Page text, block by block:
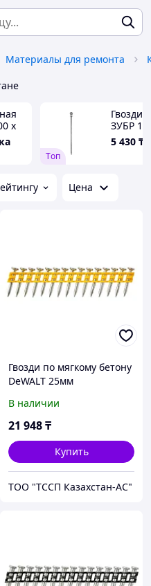
Материалы для ремонта
х
Tоп
Гвозди
ЗУБР
5 430 ₸/
Цена
Гвозди по мягкому бетону
DeWALT 25мм
В наличии
21 948₸
Купить
ТОО "ТССП Казахстан-АС"